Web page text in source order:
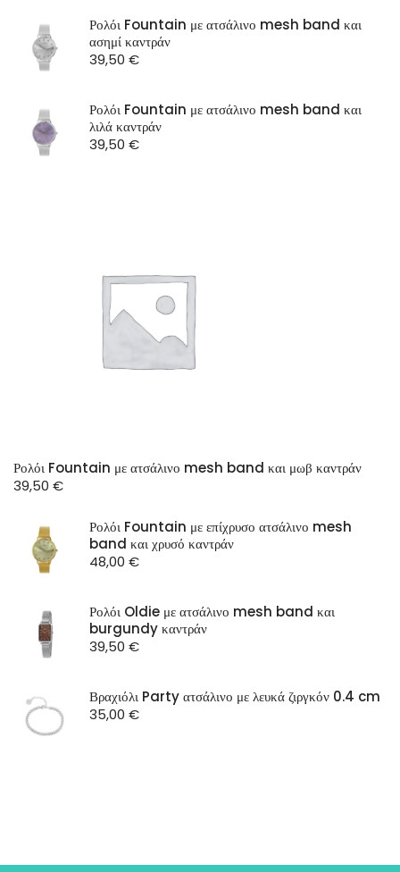
ST Watch
Ρολόι Fountain με ατσάλινο mesh band και
ασημί καντράν
39,50 €
Ρολόι Fountain με ατσάλινο mesh band και
λιλά καντράν
39,50 €
Ρολόι Fountain με ατσάλινο mesh band και μωβ καντράν
39,50 €
Ρολόι Fountain με επίχρυσο ατσάλινο mesh
band και χρυσό καντράν
48,00 €
Ρολόι Oldie με ατσάλινο mesh band και
burgundy καντράν
39,50 €
Βραχιόλι Party ατσάλινο με λευκά ζιργκόν 0.4 cm
35,00 €